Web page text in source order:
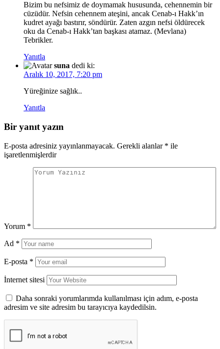
Bizim bu nefsimiz de doymamak hususunda, cehennemin bir
cüzüdür. Nefsin cehennem ateşini, ancak Cenab-ı Hakk’ın
kudret ayağı bastırır, söndürür. Zaten azgın nefsi öldürecek
oku da Cenab-ı Hakk’tan başkası atamaz. (Mevlana)
Tebrikler.
Yanıtla
suna dedi ki:
Aralık 10, 2017, 7:20 pm
Yüreğinize sağlık..
Yanıtla
Bir yanıt yazın
E-posta adresiniz yayınlanmayacak. Gerekli alanlar * ile
işaretlenmişlerdir
Yorum *
Ad *
E-posta *
İnternet sitesi
Daha sonraki yorumlarımda kullanılması için adım, e-posta
adresim ve site adresim bu tarayıcıya kaydedilsin.